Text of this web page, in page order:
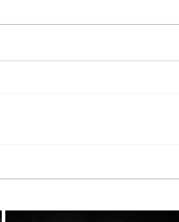
ξεχωριστή